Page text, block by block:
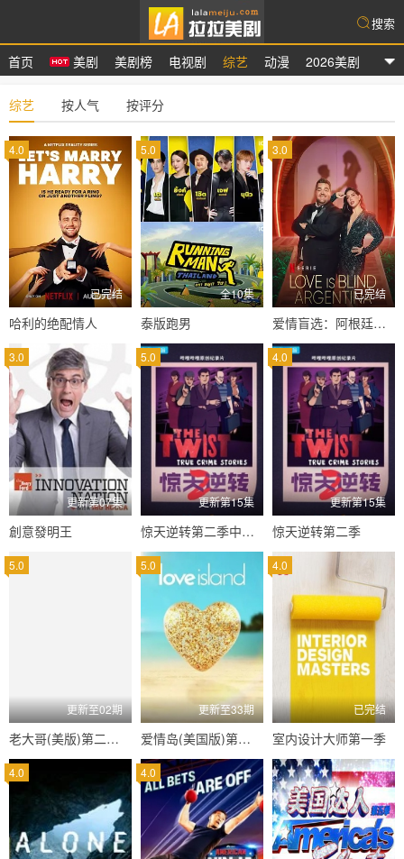
首页 美剧 美剧榜 电视剧 综艺 动漫 2026美剧
搜索
综艺 按人气 按评分
4.0
已完结
哈利的绝配情人
5.0
全10集
泰版跑男
3.0
已完结
爱情盲选：阿根廷篇第二季
3.0
更新第07集
創意發明王
5.0
更新第15集
惊天逆转第二季中配版
4.0
更新第15集
惊天逆转第二季
5.0
更新至02期
老大哥(美版)第二十八季
5.0
更新至33期
爱情岛(美国版)第八季
4.0
已完结
室内设计大师第一季
4.0 4.0